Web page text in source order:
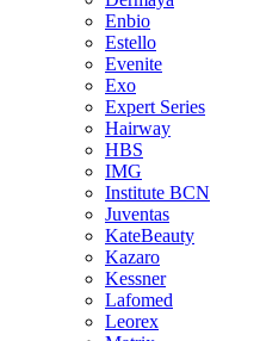
Enbio
Estello
Evenite
Exo
Expert Series
Hairway
HBS
IMG
Institute BCN
Juventas
KateBeauty
Kazaro
Kessner
Lafomed
Leorex